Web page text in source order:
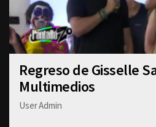
Regreso de Gisselle
Multimedios
User Admin